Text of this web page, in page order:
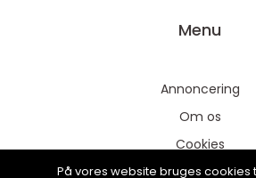
Menu
Annoncering
Om os
Cookies
Kontakt os
På vores website bruges cookies